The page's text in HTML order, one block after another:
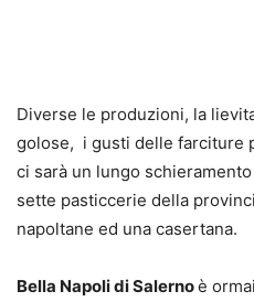
Diverse le produzioni, la
golose, i gusti delle farciture
ci sarà un lungo
sette pasticcerie della
napoltane ed una casertana.
Bella Napoli di Salernoè